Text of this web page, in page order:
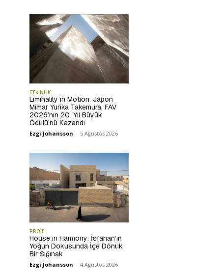
ETKİNLİK
Liminality in Motion: Japon
Mimar Yurika Takemura, FAV
2026’nın 20. Yıl Büyük
Ödülü’nü Kazandı
Ezgi Johansson - 5 Ağustos 2026
PROJE
House in Harmony: İsfahan’ın
Yoğun Dokusunda İçe Dönük
Bir Sığınak
Ezgi Johansson - 4 Ağustos 2026